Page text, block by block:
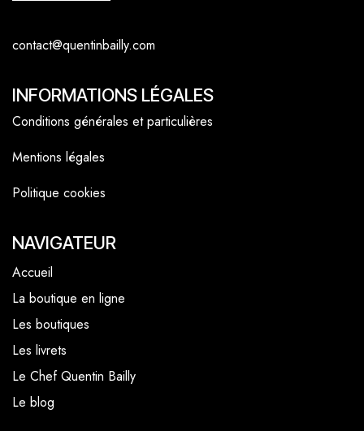
contact@quentinbailly.com
INFORMATIONS LÉGALES
Conditions générales et particulières
Mentions légales
Politique cookies
NAVIGATEUR
Accueil
La boutique en ligne
Les boutiques
Les livrets
Le Chef Quentin Bailly
Le blog